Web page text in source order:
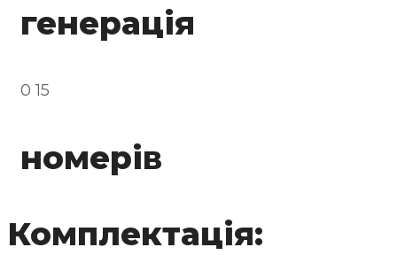
генерація
0 15
номерів
Комплектація: